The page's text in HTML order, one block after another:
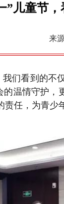
”儿童节
来
们看到的
温情守护，
任，为青少